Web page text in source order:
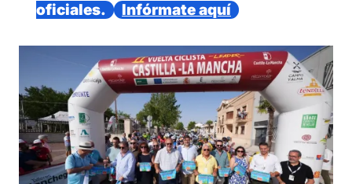
oficiales.
Infórmate aquí